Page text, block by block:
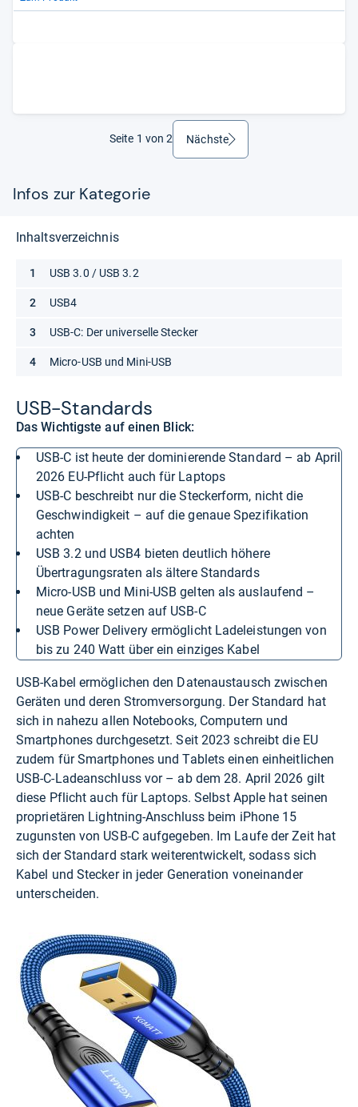
Seite 1 von 2 Nächsteweiter
Infos zur Kategorie
USB-​Stan­dards
Das Wichtigste auf einen Blick:
USB-C ist heute der dominierende Standard – ab April
2026 EU-Pflicht auch für Laptops
USB-C beschreibt nur die Steckerform, nicht die
Geschwindigkeit – auf die genaue Spezifikation
achten
USB 3.2 und USB4 bieten deutlich höhere
Übertragungsraten als ältere Standards
Micro-USB und Mini-USB gelten als auslaufend –
neue Geräte setzen auf USB-C
USB Power Delivery ermöglicht Ladeleistungen von
bis zu 240 Watt über ein einziges Kabel
USB-Kabel ermöglichen den Datenaustausch zwischen
Geräten und deren Stromversorgung. Der Standard hat
sich in nahezu allen Notebooks, Computern und
Smartphones durchgesetzt. Seit 2023 schreibt die EU
zudem für Smartphones und Tablets einen einheitlichen
USB-C-Ladeanschluss vor – ab dem 28. April 2026 gilt
diese Pflicht auch für Laptops. Selbst Apple hat seinen
proprietären Lightning-Anschluss beim iPhone 15
zugunsten von USB-C aufgegeben. Im Laufe der Zeit hat
sich der Standard stark weiterentwickelt, sodass sich
Kabel und Stecker in jeder Generation voneinander
unterscheiden.
Inhaltsverzeichnis
USB 3.0 / USB 3.2
USB4
USB-C: Der universelle Stecker
Micro-USB und Mini-USB